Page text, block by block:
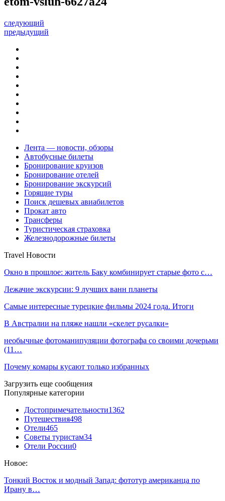
следующий
предыдущий
Лента — новости, обзоры
Автобусные билеты
Бронирование круизов
Бронирование отелей
Бронирование экскурсий
Горящие туры
Поиск дешевых авиабилетов
Прокат авто
Трансферы
Туристическая страховка
Железнодорожные билеты
Travel Новости
Окно в прошлое: житель Баку комбинирует старые фото с…
Лежачие экскурсии: 9 лучших ванн планеты
Самые интересные турецкие фильмы 2024 года. Итоги
В Австралии на пляже нашли «скелет русалки»
необычные фотоманипуляции фотографа со своими дочерьми
(11…
Почему комары кусают только избранных
Загрузить еще сообщения
Популярные категории
Достопримечательности1362
Путешествия498
Отели465
Советы туристам34
Отели России0
Новое:
Тонкий Восток и модный Запад: фототур американца по
Ирану в…